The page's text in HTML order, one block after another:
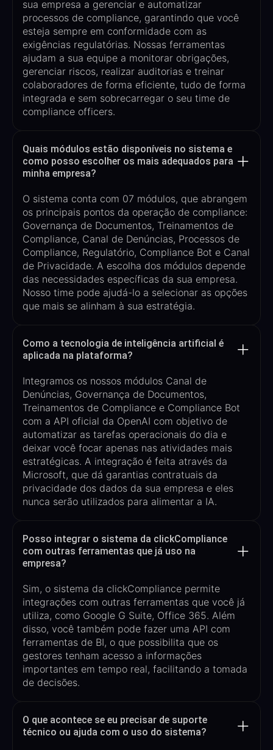
sua empresa a gerenciar e automatizar
processos de compliance, garantindo que você
esteja sempre em conformidade com as
exigências regulatórias. Nossas ferramentas
ajudam a sua equipe a monitorar obrigações,
gerenciar riscos, realizar auditorias e treinar
colaboradores de forma eficiente, tudo de forma
integrada e sem sobrecarregar o seu time de
compliance officers.
Quais módulos estão disponíveis no sistema e
como posso escolher os mais adequados para
minha empresa?
O sistema conta com 07 módulos, que abrangem
os principais pontos da operação de compliance:
Governança de Documentos, Treinamentos de
Compliance, Canal de Denúncias, Processos de
Compliance, Regulatório, Compliance Bot e Canal
de Privacidade. A escolha dos módulos depende
das necessidades específicas da sua empresa.
Nosso time pode ajudá-lo a selecionar as opções
que mais se alinham à sua estratégia.
Como a tecnologia de inteligência artificial é
aplicada na plataforma?
Integramos os nossos módulos Canal de
Denúncias, Governança de Documentos,
Treinamentos de Compliance e Compliance Bot
com a API oficial da OpenAI com objetivo de
automatizar as tarefas operacionais do dia e
deixar você focar apenas nas atividades mais
estratégicas. A integração é feita através da
Microsoft, que dá garantias contratuais da
privacidade dos dados da sua empresa e eles
nunca serão utilizados para alimentar a IA.
Posso integrar o sistema da clickCompliance
com outras ferramentas que já uso na
empresa?
Sim, o sistema da clickCompliance permite
integrações com outras ferramentas que você já
utiliza, como Google G Suite, Office 365. Além
disso, você também pode fazer uma API com
ferramentas de BI, o que possibilita que os
gestores tenham acesso a informações
importantes em tempo real, facilitando a tomada
de decisões.
O que acontece se eu precisar de suporte
técnico ou ajuda com o uso do sistema?